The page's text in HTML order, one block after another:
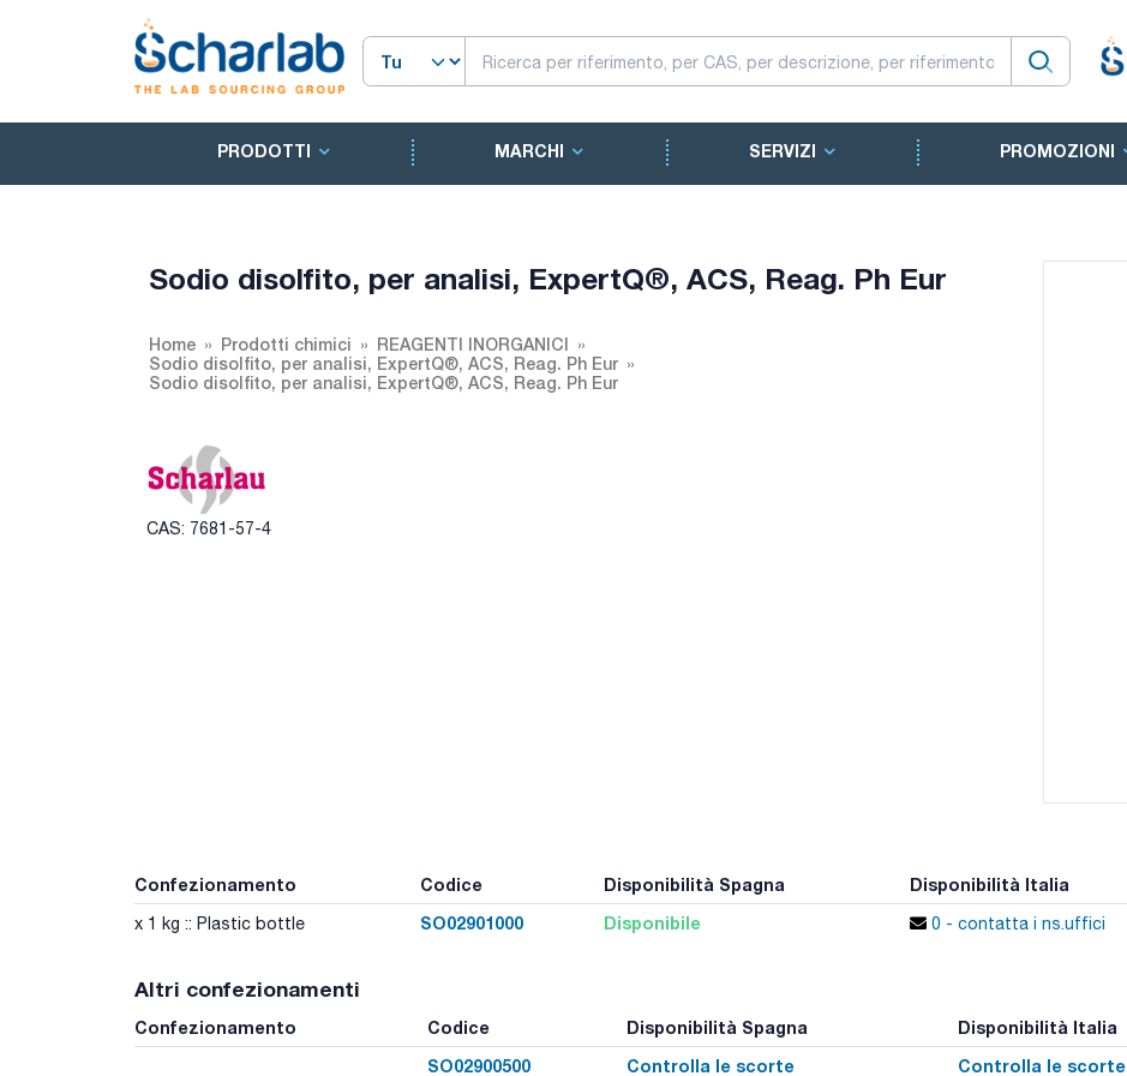
PRODOTTI MARCHI SERVIZI PROMOZIONI
Sodio disolfito, per analisi, ExpertQ®, ACS, Reag. Ph Eur
Home Prodotti chimici
REAGENTI INORGANICI
Sodio disolfito, per analisi, ExpertQ®, ACS, Reag. Ph Eur
Sodio disolfito, per analisi, ExpertQ®, ACS, Reag. Ph Eur
CAS: 7681-57-4
Confezionamento Codice Disponibilità Spagna Disponibilità Italia
x 1 kg :: Plastic bottle SO02901000 Disponibile 0 - contatta i ns.uffici
Altri confezionamenti
Confezionamento Codice Disponibilità Spagna Disponibilità Italia
SO02900500
Controlla le scorte Controlla le scorte